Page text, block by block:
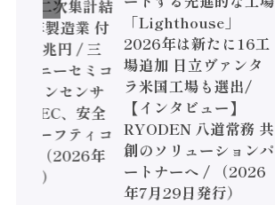
調査二次集計結
年製造業 付
額86兆円 / 三
とソニーセミコ
ジョンセンサ
/ IDEC、安全
すセーフティコ
ーラ（2026年
発行）
「Lighthouse」
2026年は新たに16工
場追加 日立ヴァンタ
ラ米国工場も選出/
【インタビュー】
RYODEN 八道常務 共
創のソリューションパ
ートナーへ / （2026
年7月29日発行）